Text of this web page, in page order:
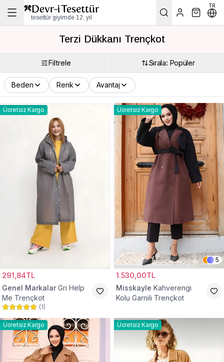
tesettür giyimde 12. yıl
TR
Terzi Dükkanı Trençkot
Filtrele Sırala: Popüler
Beden Renk Avantaj
Ücretsiz Kargo
291,84TL
Genel Markalar Gri Help
Me Trençkot
(1)
Ücretsiz Kargo
5
1.530,00TL
Misskayle Kahverengi
Kolu Garnili Trençkot
Ücretsiz Kargo Ücretsiz Kargo